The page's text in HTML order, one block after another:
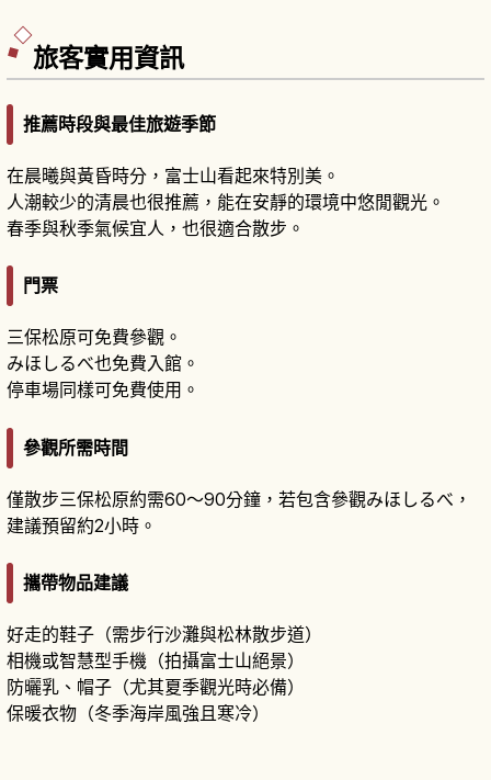
旅客實用資訊
推薦時段與最佳旅遊季節
在晨曦與黃昏時分，富士山看起來特別美。
人潮較少的清晨也很推薦，能在安靜的環境中悠閒觀光。
春季與秋季氣候宜人，也很適合散步。
門票
三保松原可免費參觀。
みほしるべ也免費入館。
停車場同樣可免費使用。
參觀所需時間
僅散步三保松原約需60～90分鐘，若包含參觀みほしるべ，
建議預留約2小時。
攜帶物品建議
好走的鞋子（需步行沙灘與松林散步道）
相機或智慧型手機（拍攝富士山絕景）
防曬乳、帽子（尤其夏季觀光時必備）
保暖衣物（冬季海岸風強且寒冷）